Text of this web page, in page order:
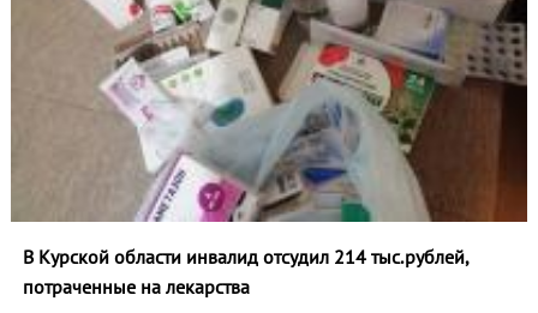
В Курской области инвалид отсудил 214 тыс.рублей,
потраченные на лекарства